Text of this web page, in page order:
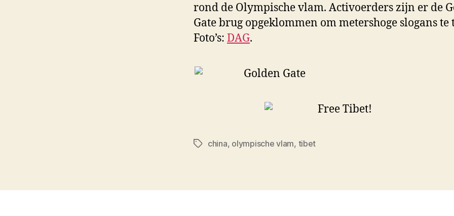
rond de Olympische vlam. Activoerders zijn er de
Gate brug opgeklommen om metershoge slogans te
Foto’s: DAG.
Tagschina, olympische vlam, tibet